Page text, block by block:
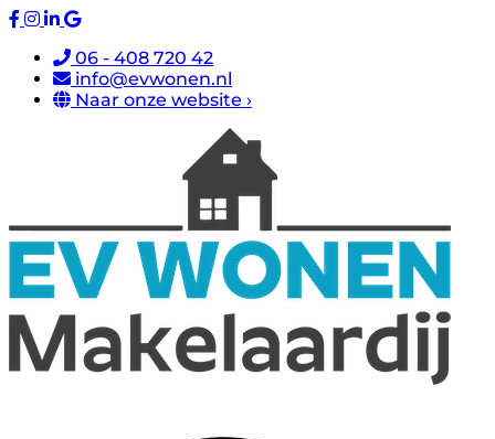
06 - 408 720 42
info@evwonen.nl
Naar onze website ›